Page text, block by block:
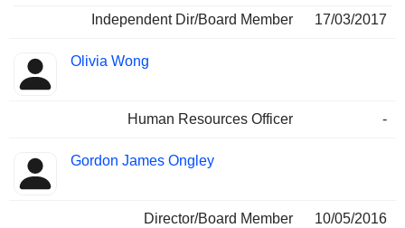
Independent Dir/Board Member 17/03/2017
Olivia Wong
Human Resources Officer -
Gordon James Ongley
Director/Board Member
10/05/2016